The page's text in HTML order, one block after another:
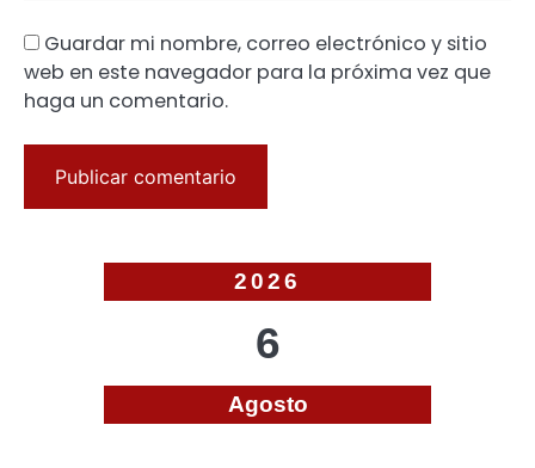
Guardar mi nombre, correo electrónico y sitio
web en este navegador para la próxima vez que
haga un comentario.
2026
6
Agosto